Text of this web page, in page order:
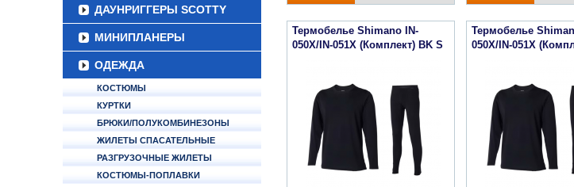
ДАУНРИГГЕРЫ SCOTTY
МИНИПЛАНЕРЫ
ОДЕЖДА
КОСТЮМЫ
КУРТКИ
БРЮКИ/ПОЛУКОМБИНЕЗОНЫ
ЖИЛЕТЫ СПАСАТЕЛЬНЫЕ
РАЗГРУЗОЧНЫЕ ЖИЛЕТЫ
КОСТЮМЫ-ПОПЛАВКИ
Термобелье Shimano IN-
050X/IN-051X (Комплект) BK S
Термобелье
050X/IN-051X